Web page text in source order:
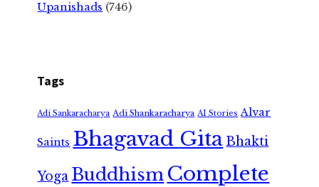
Upanishads (746)
Tags
Adi Sankaracharya Adi Shankaracharya AI Stories Alvar
Saints Bhagavad GitaBhakti
Yoga Buddhism Complete